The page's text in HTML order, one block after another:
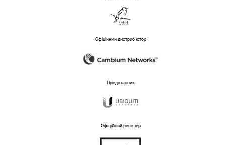
Офіційний дистриб'ютор
Представник
Офіційний реселер